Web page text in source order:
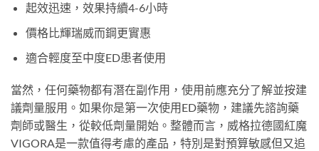
起效迅速，效果持續4-6小時
價格比輝瑞威而鋼更實惠
適合輕度至中度ED患者使用
當然，任何藥物都有潛在副作用，使用前應充分了解並按建
議劑量服用。如果你是第一次使用ED藥物，建議先諮詢藥
劑師或醫生，從較低劑量開始。整體而言，威格拉德國紅魔
VIGORA是一款值得考慮的產品，特別是對預算敏感但又追